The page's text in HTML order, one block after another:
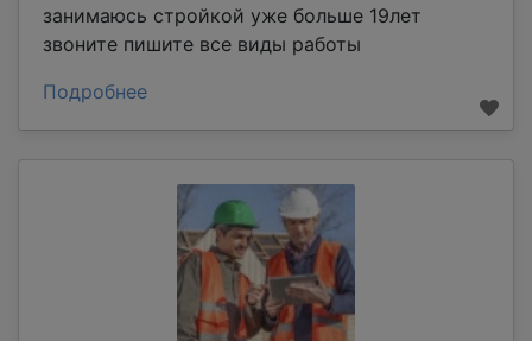
занимаюсь стройкой уже больше 19лет
звоните пишите все виды работы
Подробнее